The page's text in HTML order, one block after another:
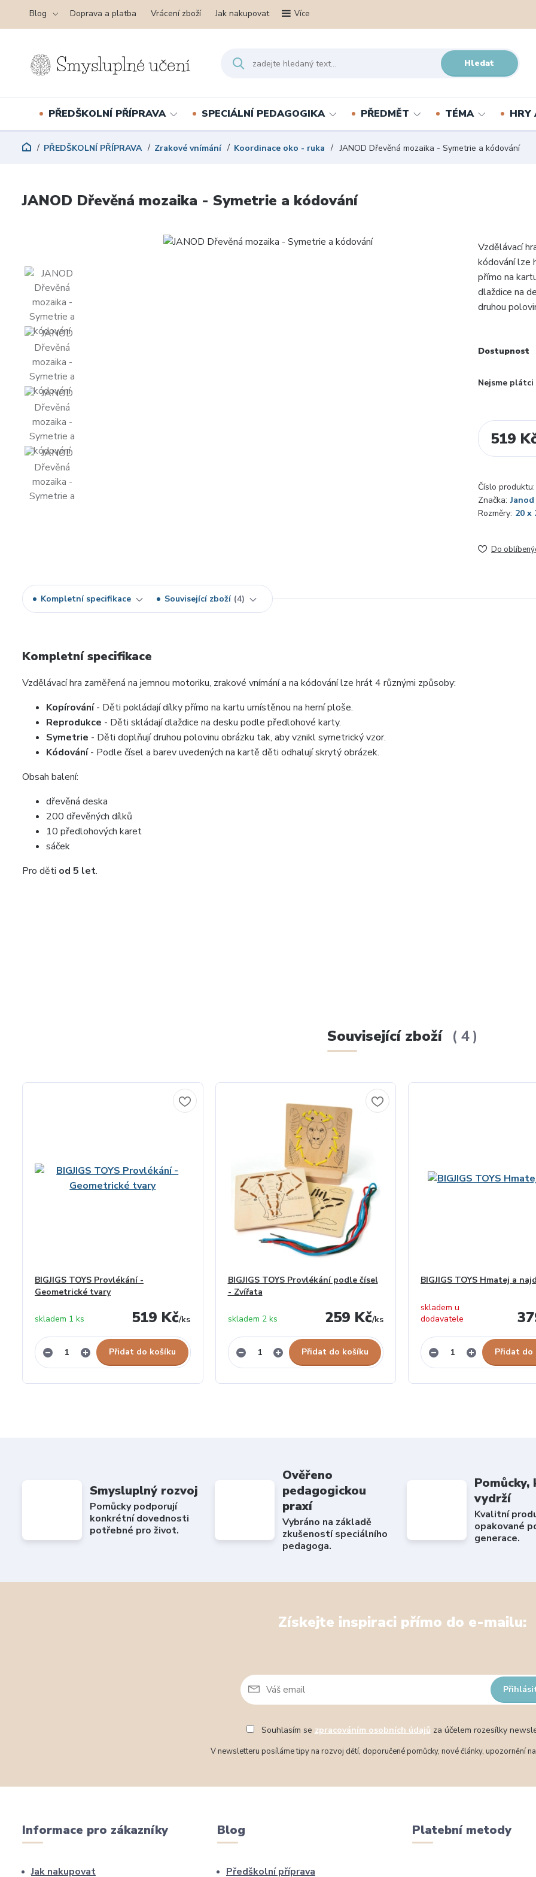
Blog Doprava a platba Vrácení zboží Jak nakupovat Více
Hledat
PŘEDŠKOLNÍ PŘÍPRAVA SPECIÁLNÍ PEDAGOGIKA PŘEDMĚT TÉMA HRY
PŘEDŠKOLNÍ PŘÍPRAVA Zrakové vnímání Koordinace oko - ruka JANOD Dřevěná mozaika - Symetrie a kódování
JANOD Dřevěná mozaika - Symetrie a kódování
Vzdělávací
kódování lze
přímo na
dlaždice na
druhou
Dostupnost
Nejsme plátci
519
Číslo produktu:
Značka: Janod
Rozměry: 20 x
Do
Kompletní specifikace Související zboží 4
Kompletní specifikace
Vzdělávací hra zaměřená na jemnou motoriku, zrakové vnímání a na kódování lze hrát 4 různými způsoby:
Kopírování- Děti pokládají dílky přímo na kartu umístěnou na herní ploše.
Reprodukce - Děti skládají dlaždice na desku podle předlohové karty.
Symetrie - Děti doplňují druhou polovinu obrázku tak, aby vznikl symetrický vzor.
Kódování- Podle čísel a barev uvedených na kartě děti odhalují skrytý obrázek.
Obsah balení:
dřevěná deska
200 dřevěných dílků
10 předlohových karet
sáček
Pro děti od 5 let.
Související zboží 4
BIGJIGS TOYS Provlékání -
Geometrické tvary
519 Kč/ks
skladem 1 ks
Přidat do košíku
BIGJIGS TOYS Provlékání podle čísel
- Zvířata
259 Kč/ks
skladem 2 ks
Přidat do košíku
BIGJIGS TOYS Hmatej a
skladem u
dodavatele
Přidat do
Smysluplný rozvoj
Pomůcky podporují
konkrétní dovednosti
potřebné pro život.
Ověřeno
pedagogickou
praxí
Vybráno na základě
zkušeností speciálního
pedagoga.
Pomůcky,
vydrží
Kvalitní
opakované
generace.
Získejte inspiraci přímo do e-mailu:
Souhlasím se zpracováním osobních údajů za účelem rozesílky
V newsletteru posíláme tipy na rozvoj dětí, doporučené pomůcky, nové články, upozornění
Informace pro zákazníky
Jak nakupovat
Blog
Předškolní příprava
Platební metody